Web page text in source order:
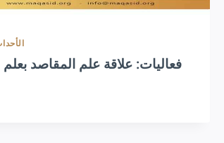
فعاليات: علاقة علم المقاصد